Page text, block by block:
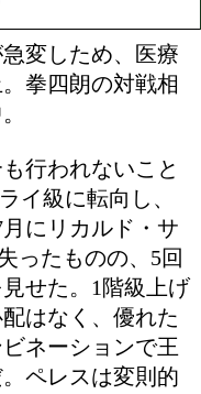
え、左スト
ストレート
序盤から試合
多彩な攻め
。対するキン
のワンツー
ラウンダー
で勝負できる
相手に対し
御をこじ開け
につれてそ